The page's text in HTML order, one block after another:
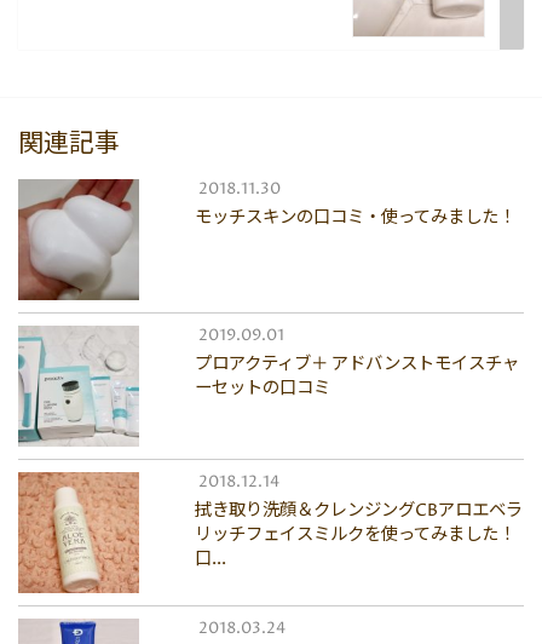
関連記事
2018.11.30
モッチスキンの口コミ・使ってみました！
2019.09.01
プロアクティブ＋ アドバンストモイスチャ
ーセットの口コミ
2018.12.14
拭き取り洗顔＆クレンジングCBアロエベラ
リッチフェイスミルクを使ってみました！
口...
2018.03.24